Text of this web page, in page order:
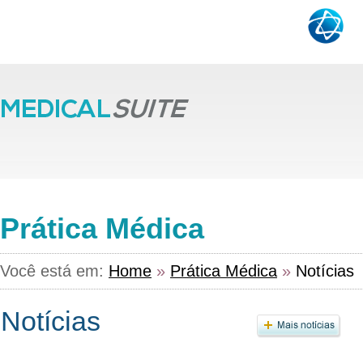
Prática Médica
Você está em: Home » Prática Médica » Notícias